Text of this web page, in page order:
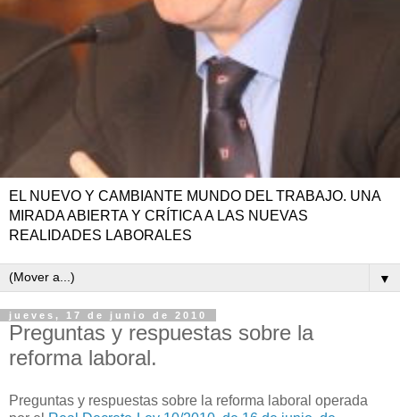
EL NUEVO Y CAMBIANTE MUNDO DEL TRABAJO. UNA
MIRADA ABIERTA Y CRÍTICA A LAS NUEVAS
REALIDADES LABORALES
▼
jueves, 17 de junio de 2010
Preguntas y respuestas sobre la
reforma laboral.
Preguntas y respuestas sobre la reforma laboral operada